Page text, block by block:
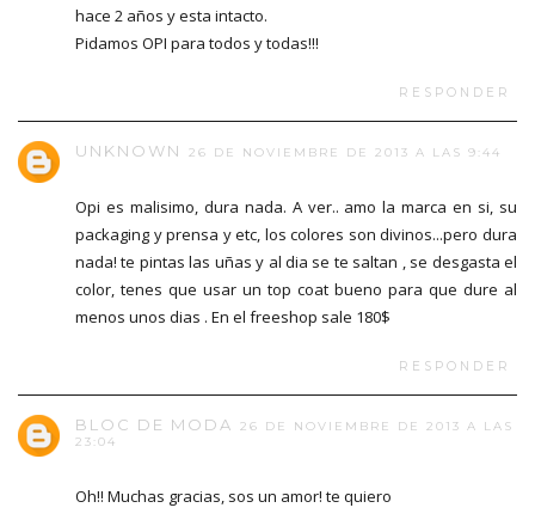
hace 2 años y esta intacto.
Pidamos OPI para todos y todas!!!
RESPONDER
UNKNOWN 26 DE NOVIEMBRE DE 2013 A LAS 9:44
Opi es malisimo, dura nada. A ver.. amo la marca en si, su
packaging y prensa y etc, los colores son divinos...pero dura
nada! te pintas las uñas y al dia se te saltan , se desgasta el
color, tenes que usar un top coat bueno para que dure al
menos unos dias . En el freeshop sale 180$
RESPONDER
BLOC DE MODA
26 DE NOVIEMBRE DE 2013 A LAS
23:04
Oh!! Muchas gracias, sos un amor! te quiero